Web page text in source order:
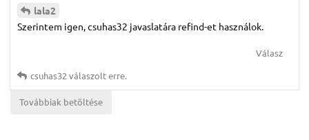
lala2
Szerintem igen, csuhas32 javaslatára refind-et használok.
Válasz
csuhas32 válaszolt erre.
Továbbiak betöltése